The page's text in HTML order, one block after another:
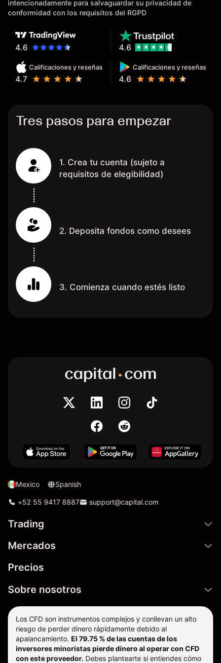
burocracia; y la segunda razón,
hecho de operar en un mercado
determinado, debido a los
spread y al volumen existente.
Mientras más activo seas, más
dinero te reembolsa. Muchas
intencionadamente para salvaguardar su privacidad de
conformidad con los requisitos del RGPD
4.6
Calificaciones y reseñas
4.7
Calificaciones y reseñas
4.6
4.6
Tres pasos para empezar
1. Crea tu cuenta (sujeto a
requisitos de elegibilidad)
2. Deposita fondos como desees
3. Comienza cuando estés listo
Mexico Spanish
+52 55 9417 8887 support@capital.com
Trading
Mercados
Precios
Sobre nosotros
Los CFD son instrumentos complejos y conllevan un alto
riesgo de perder dinero rápidamente debido al
apalancamiento. El 79.75 % de las cuentas de los
inversores minoristas pierde dinero al operar con CFD
con este proveedor. Debes plantearte si entiendes cómo